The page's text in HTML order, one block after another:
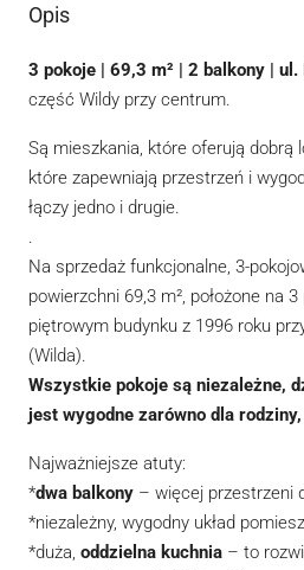
Opis
3 pokoje | 69,3 m² | 2 balkony | ul.
część Wildy przy centrum.
Są mieszkania, które oferują dobrą
które zapewniają przestrzeń i
łączy jedno i drugie.
.
Na sprzedaż funkcjonalne, 3-
powierzchni 69,3 m², położone na
piętrowym budynku z 1996 roku
(Wilda).
Wszystkie pokoje są niezależne,
jest wygodne zarówno dla
Najważniejsze atuty:
*dwa balkony – więcej przestrzeni
*niezależny, wygodny układ
*duża, oddzielna kuchnia – to